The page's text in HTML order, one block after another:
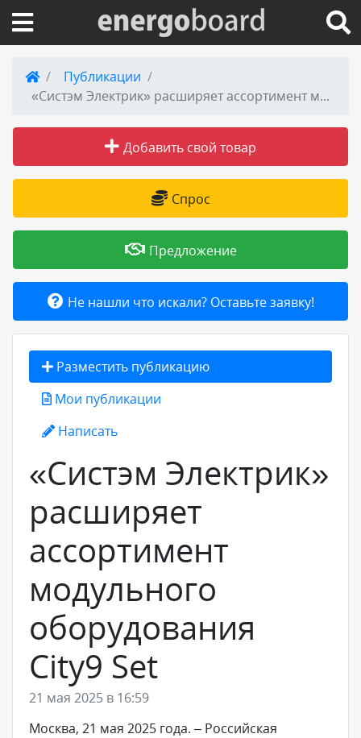
Вход на сайт
Публикации
Товары и услуги
Добавить товар или услугу
Публикации
«Систэм Электрик» расширяет ассортимент модульного оборудования City9 Set
Добавить свой товар
Спрос
Предложение
Не нашли что искали? Оставьте заявку!
Разместить публикацию
Мои публикации
Написать
«Систэм Электрик»
расширяет
ассортимент
модульного
оборудования
City9 Set
21 мая 2025 в 16:59
Москва, 21 мая 2025 года. – Российская